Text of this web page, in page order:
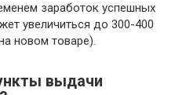
заработок успешных
увеличиться до 300-400
новом товаре).
выдачи